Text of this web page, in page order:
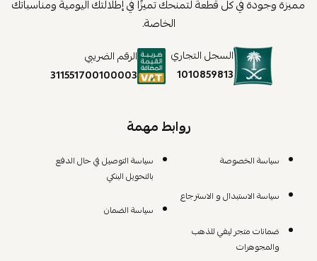
روابط مهمة
سياسة الخصوصة
سياسة الاستبدال و الاسترجاع
ضمانات متجر ليفي للذهب
والمجوهرات
سياسة التوصيل في حال الدفع
بالتحويل البنكي
سياسة الضمان
مميزة وجودة في كل قطعة لتمنحك تميزًا في إطلالتك اليومية ومناسباتك
الخاصة.
السجل التجاري
1010859813
الرقم الضريبي
311551700100003